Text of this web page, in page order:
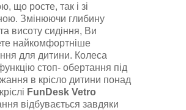
що росте, так і зі
Змінюючи глибину
висоту сидіння, Ви
найкомфортніше
для дитини. Колеса
стоп- обертання під
в крісло дитини понад
FunDesk Vetro
відбувається завдяки